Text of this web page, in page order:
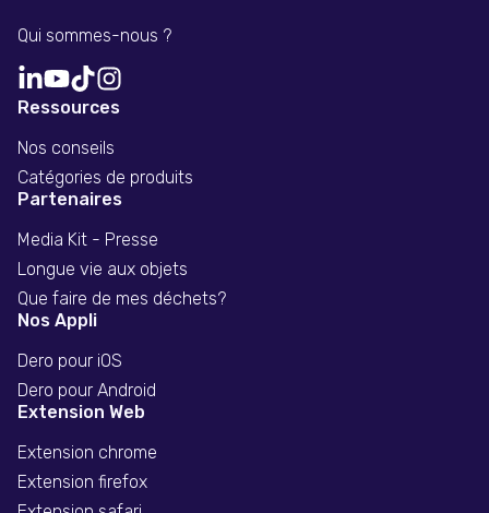
Qui sommes-nous ?
Ressources
Nos conseils
Catégories de produits
Partenaires
Media Kit - Presse
Longue vie aux objets
Que faire de mes déchets?
Nos Appli
Dero pour iOS
Dero pour Android
Extension Web
Extension chrome
Extension firefox